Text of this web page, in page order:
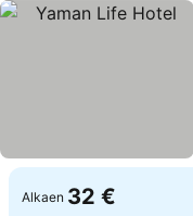
Alkaen 32 €